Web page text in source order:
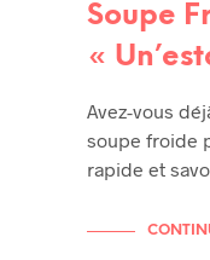
Soupe
«
Avez-vous
soupe froide
rapide et